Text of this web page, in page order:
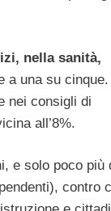
nella sanità,
a una su
nei consigli di
all’8%.
e solo poco più
contro